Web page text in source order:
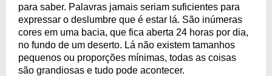
para saber. Palavras jamais seriam suficientes para
expressar o deslumbre que é estar lá. São inúmeras
cores em uma bacia, que fica aberta 24 horas por dia,
no fundo de um deserto. Lá não existem tamanhos
pequenos ou proporções mínimas, todas as coisas
são grandiosas e tudo pode acontecer.